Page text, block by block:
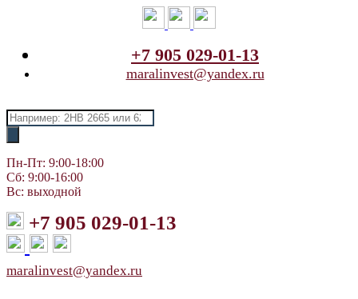
+7 905 029-01-13
maralinvest@yandex.ru
Поиск
товаров
Пн-Пт: 9:00-18:00
Сб: 9:00-16:00
Вс: выходной
+7 905 029-01-13
maralinvest@yandex.ru